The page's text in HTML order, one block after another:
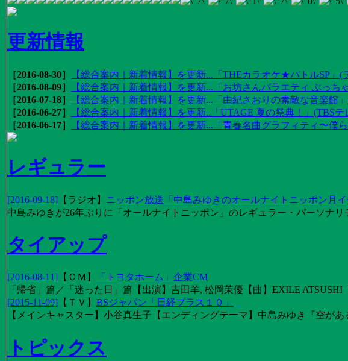
更新情報
［2016-08-30］
【総合案内｜新着情報】を更新...「THEカラオケ★バトルSP」(
［2016-08-09］
【総合案内｜新着情報】を更新...「お坊さんバラエティ ぶっち
［2016-07-18］
【総合案内｜新着情報】を更新...「由紀さおりの素敵な音楽館
［2016-06-27］
【総合案内｜新着情報】を更新..「UTAGE 夏の祭典！」(TBSテ
［2016-06-17］
【総合案内｜新着情報】を更新...「青春名曲グラフィティ〜僕
レギュラー
[2016-09-18] 【 ラジオ 】 ニッポン放送「中島みゆきのオールナイトニッポン月イ
中島みゆきが26年ぶりに「オールナイトニッポン」のレギュラー・パーソナリ
タイアップ
[2016-08-11] 【 ＣＭ 】
「トヨタホーム」企業CM
「帰省」篇／「迷った日」篇【出演】吉田羊, 松岡茉優【曲】EXILE ATSUSHI
[2015-11-09] 【 ＴＶ 】 BSジャパン「日経プラス１０」
【メインキャスター】小谷真生子【エンディングテーマ】中島みゆき『空があ
トピックス